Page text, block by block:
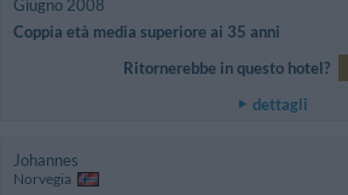
Giugno 2008
Coppia età media superiore ai 35 anni
Ritornerebbe in questo hotel?
dettagli
Johannes
Norvegia